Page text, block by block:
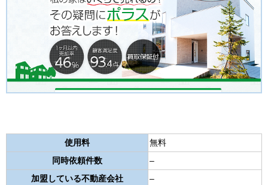
使用料
無料
同時依頼件数
–
加盟している不動産会社
–